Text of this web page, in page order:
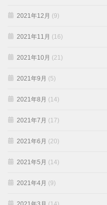
2021年12月 (9)
2021年11月 (16)
2021年10月 (21)
2021年9月 (5)
2021年8月 (14)
2021年7月 (17)
2021年6月 (20)
2021年5月 (14)
2021年4月 (9)